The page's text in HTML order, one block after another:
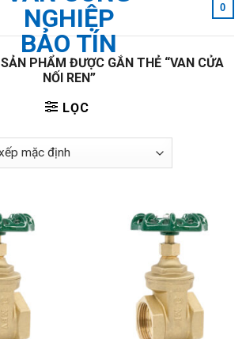
NGHIỆP
BẢO TÍN
0
SẢN PHẨM ĐƯỢC GẮN THẺ “VAN CỬA
NỐI REN”
LỌC